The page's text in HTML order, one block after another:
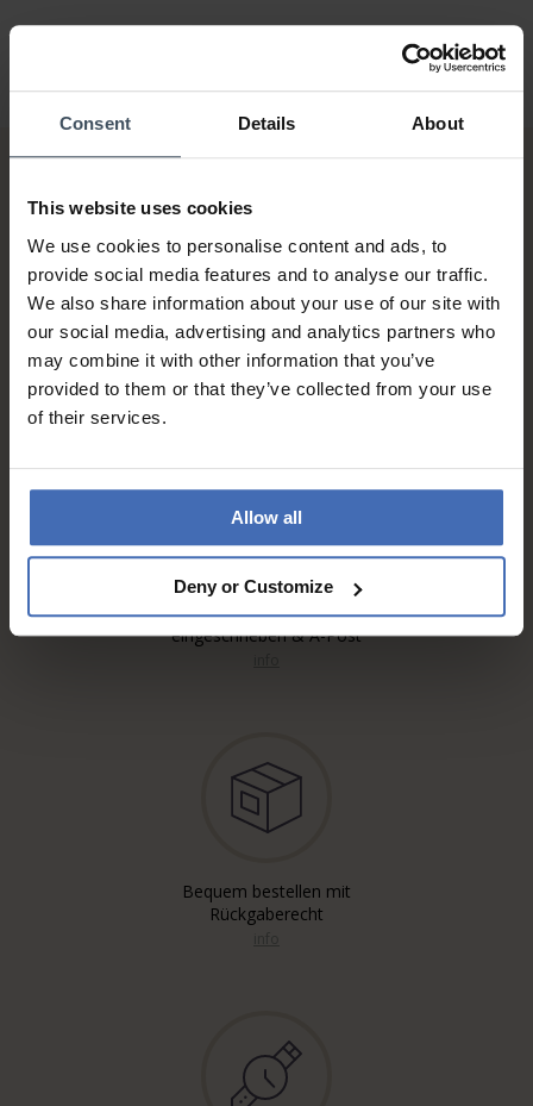
Consent Details About
This website uses cookies
We use cookies to personalise content and ads, to
provide social media features and to analyse our traffic.
We also share information about your use of our site with
our social media, advertising and analytics partners who
may combine it with other information that you’ve
provided to them or that they’ve collected from your use
of their services.
Allow all
Deny or Customize
Rechnung & Ratenzahlung bis
5'000.-
info
Kostenloser* Versand,
eingeschrieben & A-Post
Bequem bestellen mit
Rückgaberecht